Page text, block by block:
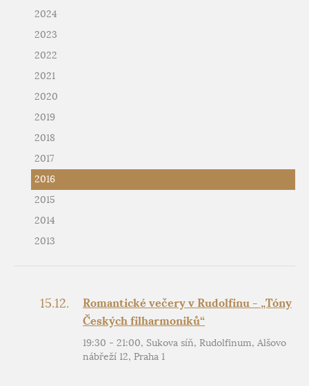
2024
2023
2022
2021
2020
2019
2018
2017
2016
2015
2014
2013
15.12.
Romantické večery v Rudolfinu - „Tóny
Českých filharmoniků“
19:30 - 21:00, Sukova síň, Rudolfinum, Alšovo
nábřeží 12, Praha 1